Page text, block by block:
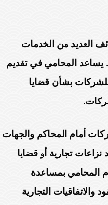
العديد من الخدمات
يساعد المحامي في تقديم
بشأن قضايا
أمام المحاكم والجهات
نزاعات تجارية أو قضايا
المحامي بمساعدة
والاتفاقيات التجارية